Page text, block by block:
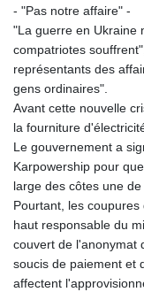
- "Pas notre affaire" -
"La guerre en Ukraine
compatriotes
représentants des
gens ordinaires".
Avant cette nouvelle
la fourniture
Le gouvernement a
Karpowership pour
large des côtes une
Pourtant, les
haut responsable du
couvert de l'anonymat
soucis de paiement et
affectent